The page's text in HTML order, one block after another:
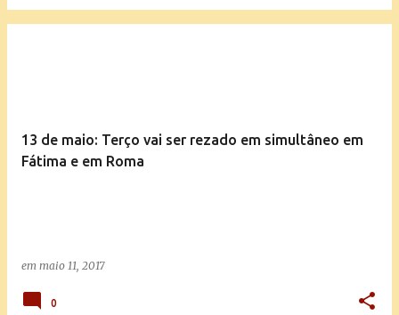
13 de maio: Terço vai ser rezado em simultâneo em
Fátima e em Roma
em maio 11, 2017
0